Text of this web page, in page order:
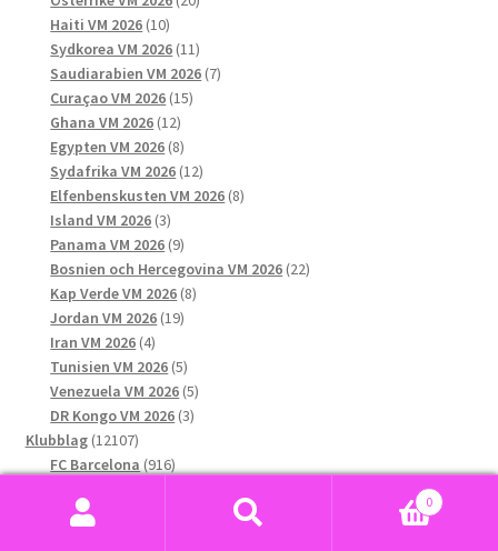
Haiti VM 2026 1010
produkter
Sydkorea VM 2026 1111
produkter
Saudiarabien VM 2026 77
Curaçao VM 2026 1515
Ghana VM 2026 1212
produkter
Egypten VM 2026 88
produkter
Sydafrika VM 2026 1212
produkter
Elfenbenskusten VM 2026 88
Island VM 2026 33
produkter
Panama VM 2026 99
produkter
Bosnien och Hercegovina VM 2026 2222
Kap Verde VM 2026 88
Jordan VM 2026 1919
Iran VM 2026 44
produkter
Tunisien VM 2026 55
produkter
Venezuela VM 2026 55
DR Kongo VM 2026 33
Klubblag 1210712107
produkter
FC Barcelona 916916
produkter
Paris Saint-Germain F.C. 552552
0